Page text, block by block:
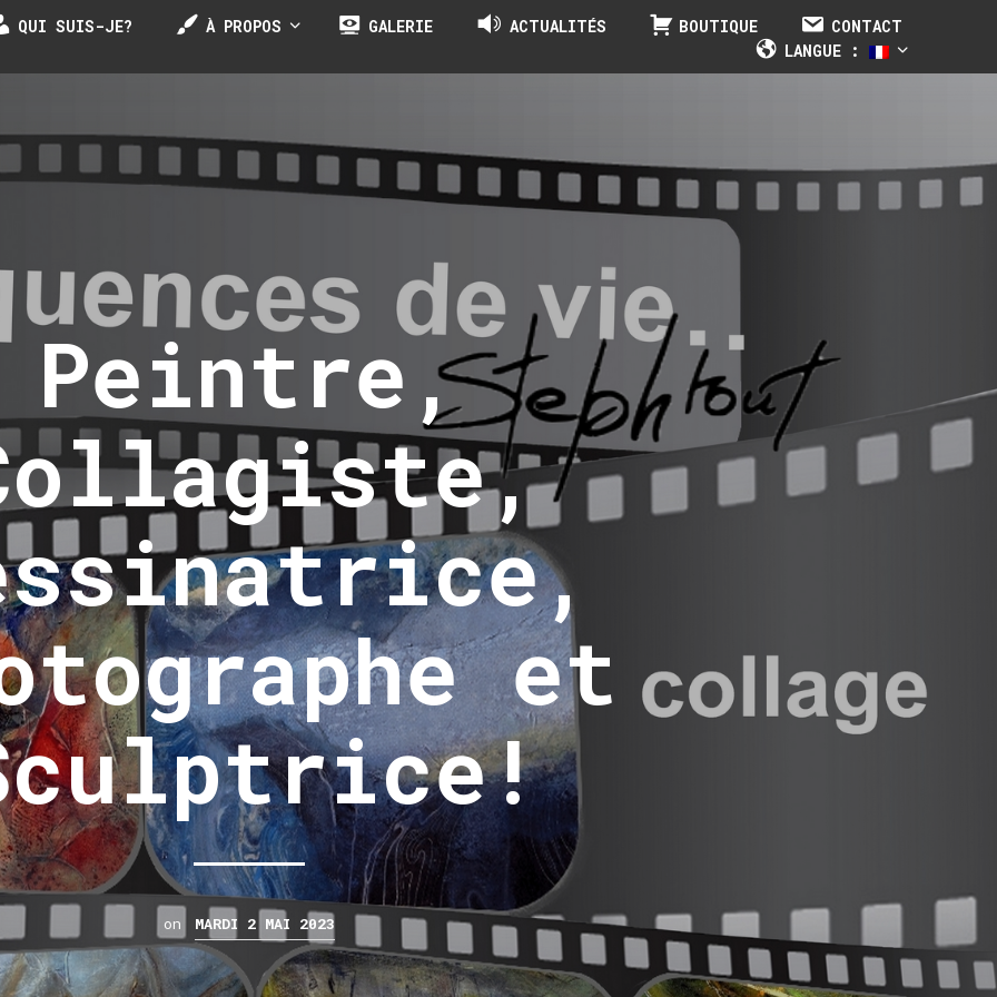
QUI SUIS-JE? À PROPOS GALERIE ACTUALITÉS BOUTIQUE
CONTACT
LANGUE :
Peintre,
et
on MARDI 2 MAI 2023